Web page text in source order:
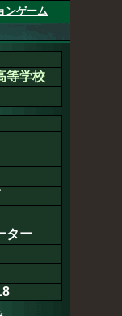
ンゲーム
等学校
ター